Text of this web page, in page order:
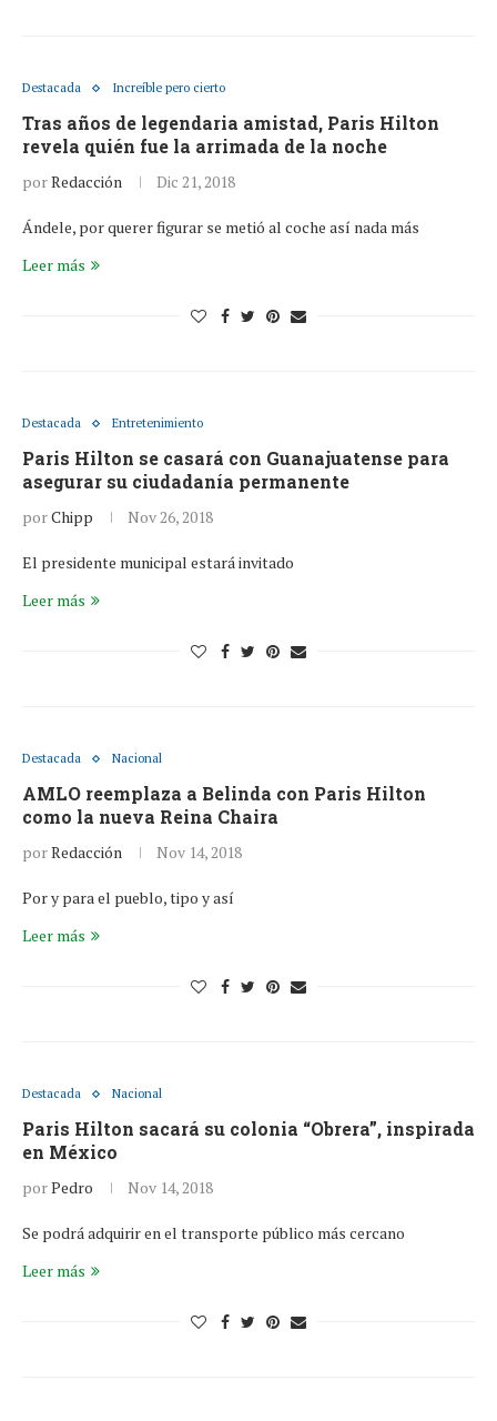
Destacada Increíble pero cierto
Tras años de legendaria amistad, Paris Hilton
revela quién fue la arrimada de la noche
porRedacción Dic 21, 2018
Ándele, por querer figurar se metió al coche así nada más
Leer más
Destacada Entretenimiento
Paris Hilton se casará con Guanajuatense para
asegurar su ciudadanía permanente
porChipp Nov 26, 2018
El presidente municipal estará invitado
Leer más
Destacada Nacional
AMLO reemplaza a Belinda con Paris Hilton
como la nueva Reina Chaira
porRedacción Nov 14, 2018
Por y para el pueblo, tipo y así
Leer más
Destacada Nacional
Paris Hilton sacará su colonia “Obrera”, inspirada
en México
porPedro Nov 14, 2018
Se podrá adquirir en el transporte público más cercano
Leer más